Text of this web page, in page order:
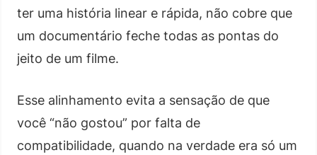
ter uma história linear e rápida, não cobre que
um documentário feche todas as pontas do
jeito de um filme.
Esse alinhamento evita a sensação de que
você “não gostou” por falta de
compatibilidade, quando na verdade era só um